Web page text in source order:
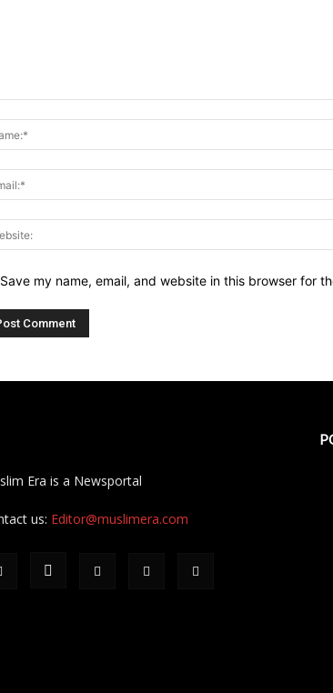
Save my name, email, and website in this browser for
Era is a Newsportal
us: Editor@muslimera.com